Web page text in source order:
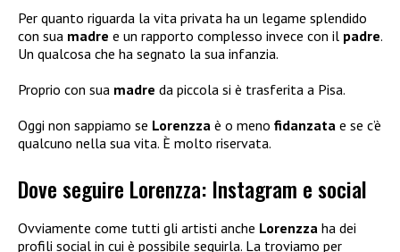
Per quanto riguarda la vita privata ha un legame splendido
con sua madre e un rapporto complesso invece con il padre.
Un qualcosa che ha segnato la sua infanzia.
Proprio con sua madre da piccola si è trasferita a Pisa.
Oggi non sappiamo se Lorenzza è o meno fidanzata e se c’è
qualcuno nella sua vita. È molto riservata.
Dove seguire Lorenzza: Instagram e social
Ovviamente come tutti gli artisti anche Lorenzza ha dei
profili social in cui è possibile seguirla. La troviamo per